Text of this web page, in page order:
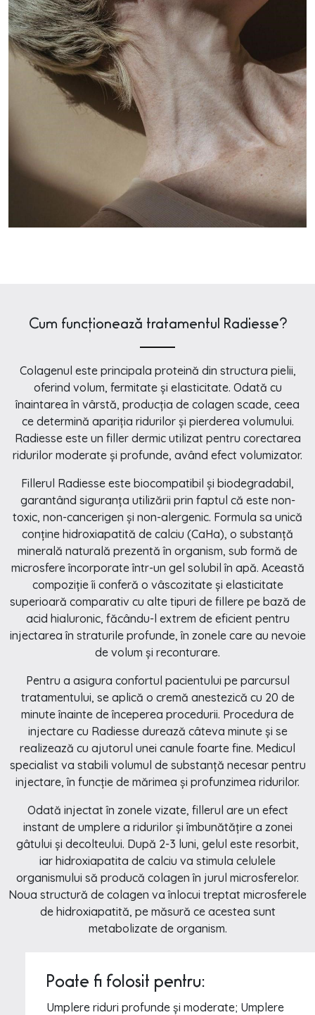
Cum funcționează tratamentul Radiesse?
Colagenul este principala proteină din structura pielii,
oferind volum, fermitate și elasticitate. Odată cu
înaintarea în vârstă, producția de colagen scade, ceea
ce determină apariția ridurilor și pierderea volumului.
Radiesse este un filler dermic utilizat pentru corectarea
ridurilor moderate și profunde, având efect volumizator.
Fillerul Radiesse este biocompatibil și biodegradabil,
garantând siguranța utilizării prin faptul că este non-
toxic, non-cancerigen și non-alergenic. Formula sa unică
conține hidroxiapatită de calciu (CaHa), o substanță
minerală naturală prezentă în organism, sub formă de
microsfere încorporate într-un gel solubil în apă. Această
compoziție îi conferă o vâscozitate și elasticitate
superioară comparativ cu alte tipuri de fillere pe bază de
acid hialuronic, făcându-l extrem de eficient pentru
injectarea în straturile profunde, în zonele care au nevoie
de volum și reconturare.
Pentru a asigura confortul pacientului pe parcursul
tratamentului, se aplică o cremă anestezică cu 20 de
minute înainte de începerea procedurii. Procedura de
injectare cu Radiesse durează câteva minute și se
realizează cu ajutorul unei canule foarte fine. Medicul
specialist va stabili volumul de substanță necesar pentru
injectare, în funcție de mărimea și profunzimea ridurilor.
Odată injectat în zonele vizate, fillerul are un efect
instant de umplere a ridurilor și îmbunătățire a zonei
gâtului și decolteului. După 2-3 luni, gelul este resorbit,
iar hidroxiapatita de calciu va stimula celulele
organismului să producă colagen în jurul microsferelor.
Noua structură de colagen va înlocui treptat microsferele
de hidroxiapatită, pe măsură ce acestea sunt
metabolizate de organism.
Poate fi folosit pentru:
Umplere riduri profunde și moderate; Umplere